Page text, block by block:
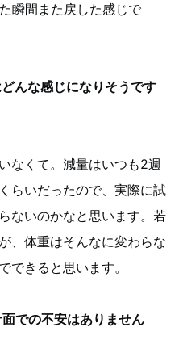
瞬間また戻した感じで
んな感じになりそうです
なくて。減量はいつも2週
らいだったので、実際に試
ないのかなと思います。若
、体重はそんなに変わらな
できると思います。
での不安はありません